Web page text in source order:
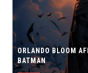
ORLANDO BLOOM
BATMAN